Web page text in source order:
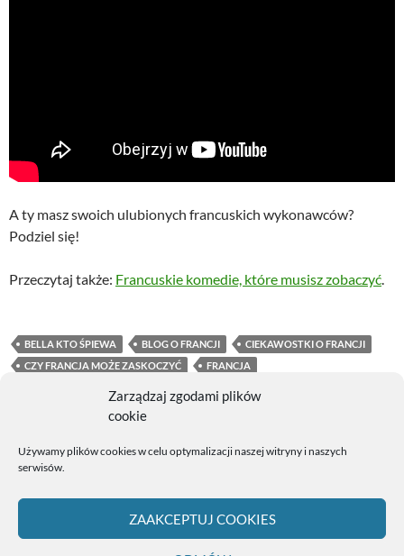
A ty masz swoich ulubionych francuskich wykonawców?
Podziel się!
Przeczytaj także: Francuskie komedie, które musisz zobaczyć.
BELLA KTO ŚPIEWA BLOG O FRANCJI
CIEKAWOSTKI O FRANCJI
CZY FRANCJA MOŻE ZASKOCZYĆ
FRANCJA
FRANCUSKIE UTWORY NA WIECZÓR
MAT POKORA PIOSENKI
MUZYKA FRANCUSKA
Zarządzaj zgodami plików
cookie
Używamy plików cookies w celu optymalizacji naszej witryny i naszych
serwisów.
ZAAKCEPTUJ COOKIES